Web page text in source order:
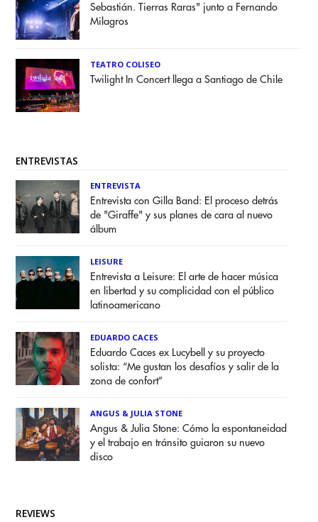
Sebastián. Tierras Raras" junto a Fernando
Milagros
TEATRO COLISEO
Twilight In Concert llega a Santiago de Chile
ENTREVISTAS
ENTREVISTA
Entrevista con Gilla Band: El proceso detrás
de "Giraffe" y sus planes de cara al nuevo
álbum
LEISURE
Entrevista a Leisure: El arte de hacer música
en libertad y su complicidad con el público
latinoamericano
EDUARDO CACES
Eduardo Caces ex Lucybell y su proyecto
solista: “Me gustan los desafíos y salir de la
zona de confort”
ANGUS & JULIA STONE
Angus & Julia Stone: Cómo la espontaneidad
y el trabajo en tránsito guiaron su nuevo
disco
REVIEWS